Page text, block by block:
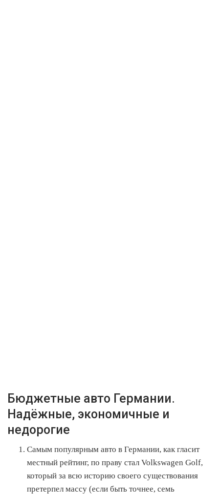
Бюджетные авто Германии.
Надёжные, экономичные и
недорогие
Самым популярным авто в Германии, как гласит
местный рейтинг, по праву стал Volkswagen Golf,
который за всю историю своего существования
претерпел массу (если быть точнее, семь